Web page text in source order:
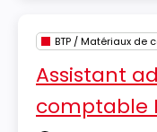
Assistant
comptable